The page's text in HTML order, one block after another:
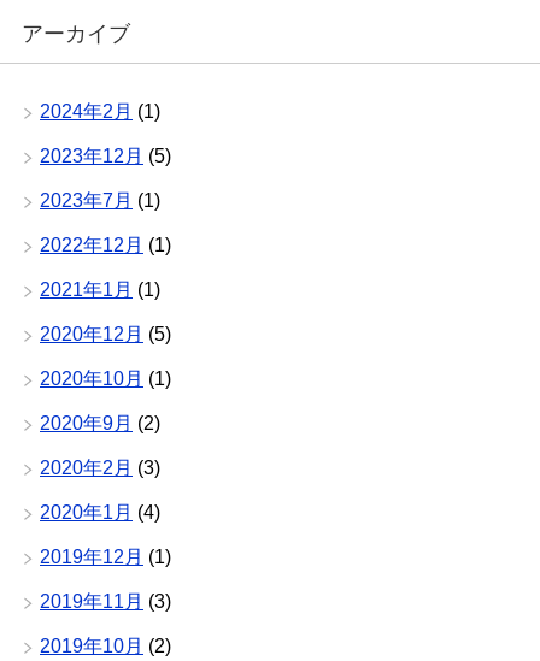
アーカイブ
2024年2月 (1)
2023年12月 (5)
2023年7月 (1)
2022年12月 (1)
2021年1月 (1)
2020年12月 (5)
2020年10月 (1)
2020年9月 (2)
2020年2月 (3)
2020年1月 (4)
2019年12月 (1)
2019年11月 (3)
2019年10月 (2)